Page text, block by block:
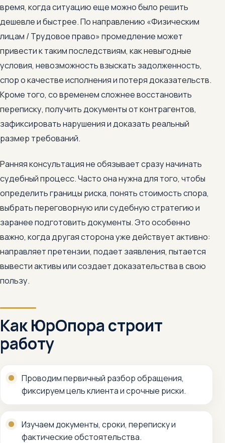
время, когда ситуацию еще можно было решить
дешевле и быстрее. По направлению «Физическим
лицам / Трудовое право» промедление может
привести к таким последствиям, как невыгодные
условия, невозможность взыскать задолженность,
спор о качестве исполнения и потеря доказательств.
Кроме того, со временем сложнее восстановить
переписку, получить документы от контрагентов,
зафиксировать нарушения и доказать реальный
размер требований.
Ранняя консультация не обязывает сразу начинать
судебный процесс. Часто она нужна для того, чтобы
определить границы риска, понять стоимость спора,
выбрать переговорную или судебную стратегию и
заранее подготовить документы. Это особенно
важно, когда другая сторона уже действует активно:
направляет претензии, подает заявления, пытается
вывести активы или создает доказательства в свою
пользу.
Как ЮрОпора строит
работу
Проводим первичный разбор обращения,
фиксируем цель клиента и срочные риски.
Изучаем документы, сроки, переписку и
фактические обстоятельства.